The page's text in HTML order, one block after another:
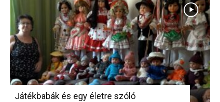
Játékbabák és egy életre szóló